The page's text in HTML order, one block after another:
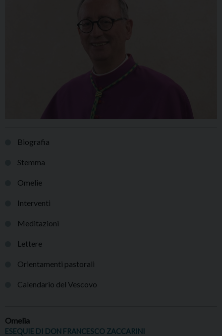
Biografia
Stemma
Omelie
Interventi
Meditazioni
Lettere
Orientamenti pastorali
Calendario del Vescovo
Omelia
ESEQUIE DI DON FRANCESCO ZACCARINI